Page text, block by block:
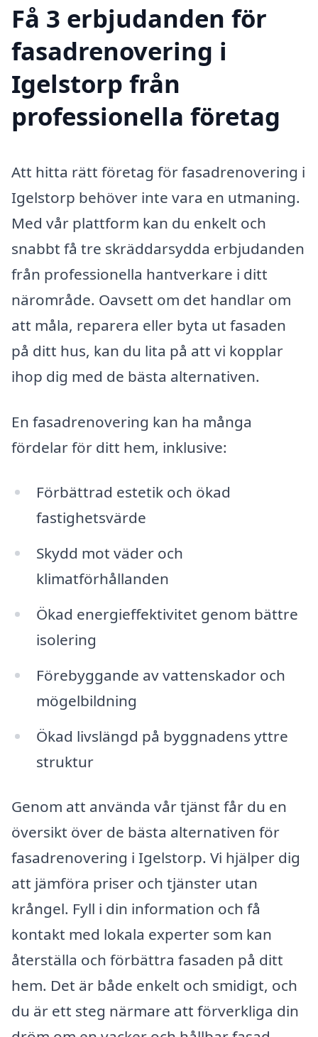
Få 3 erbjudanden för
fasadrenovering i
Igelstorp från
professionella företag
Att hitta rätt företag för fasadrenovering i
Igelstorp behöver inte vara en utmaning.
Med vår plattform kan du enkelt och
snabbt få tre skräddarsydda erbjudanden
från professionella hantverkare i ditt
närområde. Oavsett om det handlar om
att måla, reparera eller byta ut fasaden
på ditt hus, kan du lita på att vi kopplar
ihop dig med de bästa alternativen.
En fasadrenovering kan ha många
fördelar för ditt hem, inklusive:
Förbättrad estetik och ökad
fastighetsvärde
Skydd mot väder och
klimatförhållanden
Ökad energieffektivitet genom bättre
isolering
Förebyggande av vattenskador och
mögelbildning
Ökad livslängd på byggnadens yttre
struktur
Genom att använda vår tjänst får du en
översikt över de bästa alternativen för
fasadrenovering i Igelstorp. Vi hjälper dig
att jämföra priser och tjänster utan
krångel. Fyll i din information och få
kontakt med lokala experter som kan
återställa och förbättra fasaden på ditt
hem. Det är både enkelt och smidigt, och
du är ett steg närmare att förverkliga din